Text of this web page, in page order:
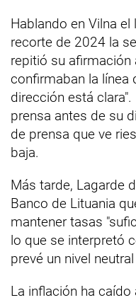
Hablando en Vilna
recorte de 2024 la
repitió su
confirmaban la línea
dirección está
prensa antes de su
de prensa que ve
baja.
Más tarde, Lagarde
Banco de Lituania
mantener tasas
lo que se interpretó
prevé un nivel
La inflación ha